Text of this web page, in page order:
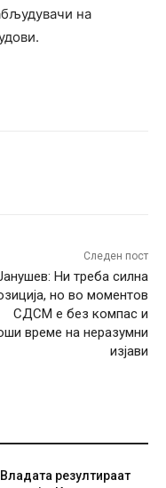
на
Следен пост
Ни треба силна
но во моментов
СДСМ е без компас и
време на неразумни
изјави
резултираат